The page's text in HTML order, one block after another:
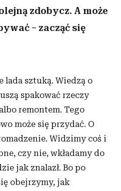
zdobycz. A może
– zacząć się
lada sztuką. Wiedzą o
spakować rzeczy
remontem. Tego
może się przydać. O
Widzimy coś i
czy nie, wkładamy do
jak znalazł. Bo po
obejrzymy, jak